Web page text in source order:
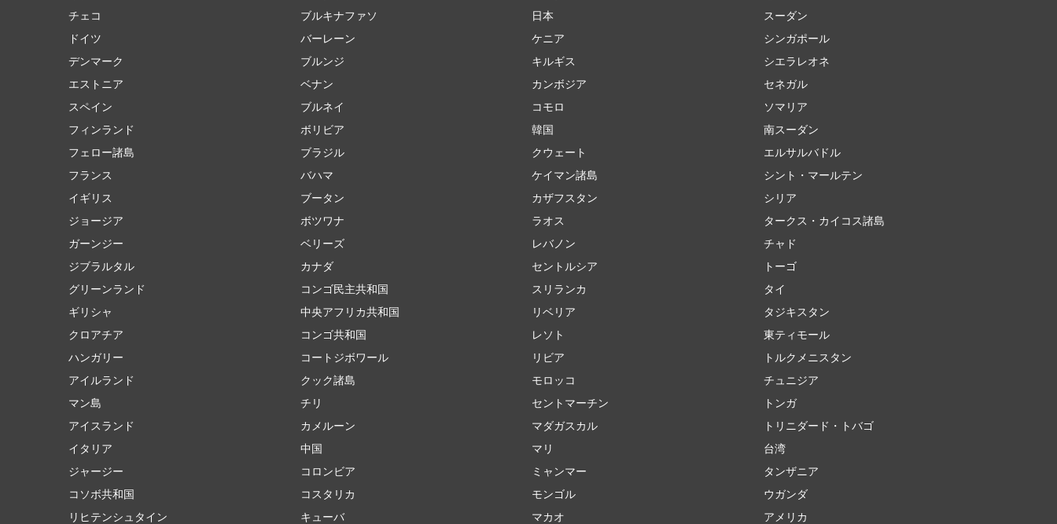
チェコ
ドイツ
デンマーク
エストニア
スペイン
フィンランド
フェロー諸島
フランス
イギリス
ジョージア
ガーンジー
ジブラルタル
グリーンランド
ギリシャ
クロアチア
ハンガリー
アイルランド
マン島
アイスランド
イタリア
ジャージー
コソボ共和国
リヒテンシュタイン
ブルキナファソ
バーレーン
ブルンジ
ベナン
ブルネイ
ボリビア
ブラジル
バハマ
ブータン
ボツワナ
ベリーズ
カナダ
コンゴ民主共和国
中央アフリカ共和国
コンゴ共和国
コートジボワール
クック諸島
チリ
カメルーン
中国
コロンビア
コスタリカ
キューバ
日本
ケニア
キルギス
カンボジア
コモロ
韓国
クウェート
ケイマン諸島
カザフスタン
ラオス
レバノン
セントルシア
スリランカ
リベリア
レソト
リビア
モロッコ
セントマーチン
マダガスカル
マリ
ミャンマー
モンゴル
マカオ
スーダン
シンガポール
シエラレオネ
セネガル
ソマリア
南スーダン
エルサルバドル
シント・マールテン
シリア
タークス・カイコス諸島
チャド
トーゴ
タイ
タジキスタン
東ティモール
トルクメニスタン
チュニジア
トンガ
トリニダード・トバゴ
台湾
タンザニア
ウガンダ
アメリカ